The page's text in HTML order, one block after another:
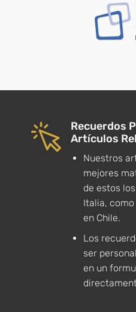
Recuerdos
Artículos
Nuestros
mejores
de estos
Italia,
en Chile.
Los
ser
en un